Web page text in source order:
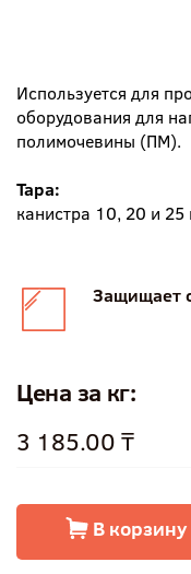
Используется для
оборудования для
полимочевины (ПМ).
Тара:
канистра 10, 20 и 25
Защищает
Цена за кг:
3 185.00 ₸
В корзину